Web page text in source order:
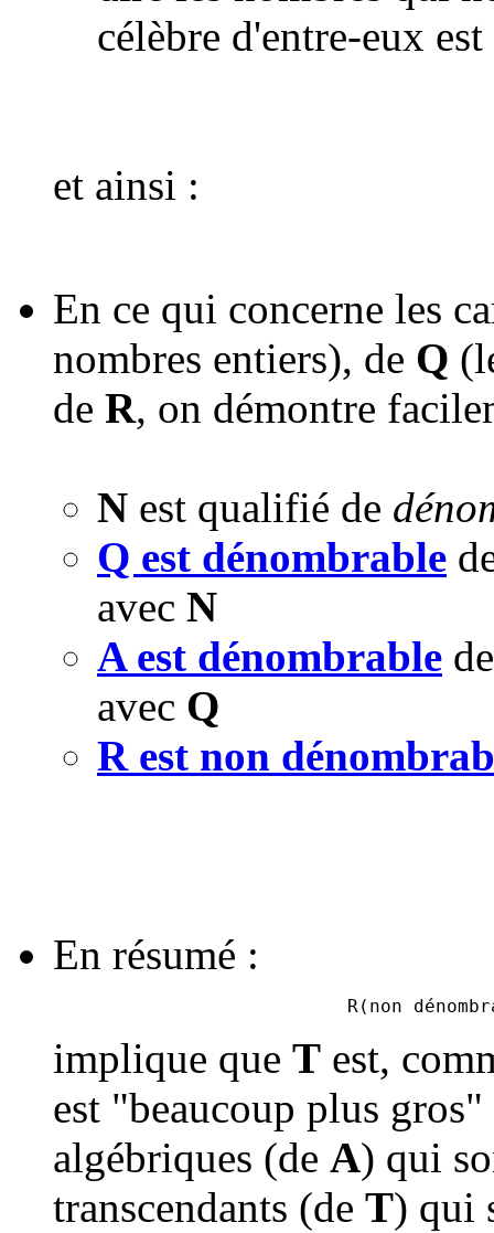
célèbre d'entre-eux
et ainsi :
En ce qui concerne les
nombres entiers), de Q
de R, on démontre
N est qualifié de
Q est dénombrable
avec N
A est dénombrable
avec Q
R est non
En résumé :
R(non
implique que T est,
est "beaucoup plus
algébriques (de A) qui
transcendants (de T) qui